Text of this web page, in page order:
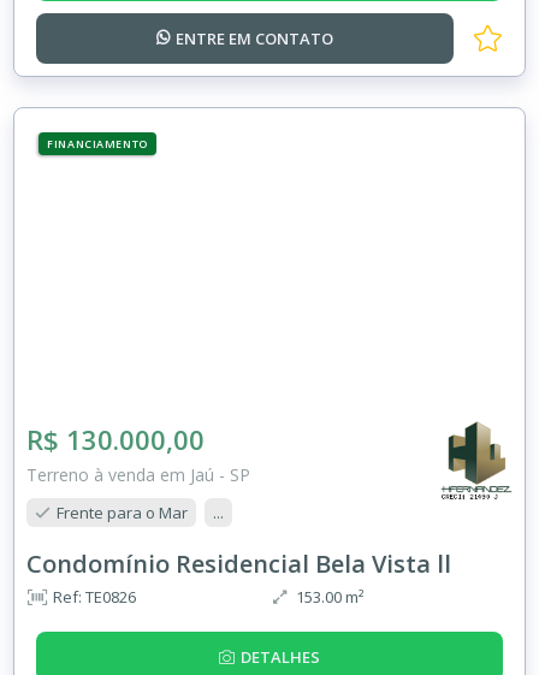
ENTRE EM CONTATO
FINANCIAMENTO
R$ 130.000,00
Terreno à venda em Jaú - SP
Frente para o Mar ...
Condomínio Residencial Bela Vista ll
Ref: TE0826 153.00 m²
DETALHES